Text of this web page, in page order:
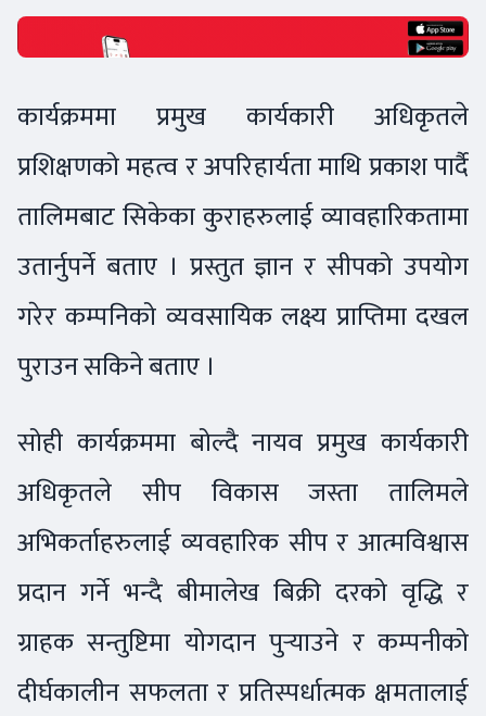
कार्यक्रममा प्रमुख कार्यकारी अधिकृतले
प्रशिक्षणको महत्व र अपरिहार्यता माथि प्रकाश पार्दै
तालिमबाट सिकेका कुराहरुलाई व्यावहारिकतामा
उतार्नुपर्ने बताए । प्रस्तुत ज्ञान र सीपको उपयोग
गरेर कम्पनिको व्यवसायिक लक्ष्य प्राप्तिमा दखल
पुराउन सकिने बताए ।
सोही कार्यक्रममा बोल्दै नायव प्रमुख कार्यकारी
अधिकृतले सीप विकास जस्ता तालिमले
अभिकर्ताहरुलाई व्यवहारिक सीप र आत्मविश्वास
प्रदान गर्ने भन्दै बीमालेख बिक्री दरको वृद्धि र
ग्राहक सन्तुष्टिमा योगदान पुर्‍याउने र कम्पनीको
दीर्घकालीन सफलता र प्रतिस्पर्धात्मक क्षमतालाई